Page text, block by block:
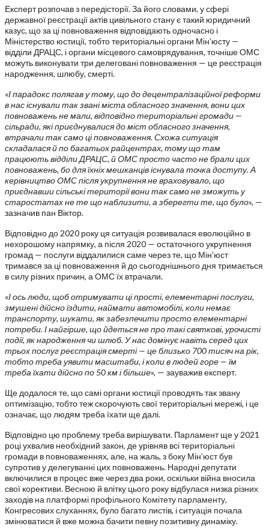
Експерт розпочав з передісторії. За його словами, у сфері
державної реєстрації актів цивільного стану є такий юридичний
казус, що за ці повноваження відповідають одночасно і
Міністерство юстиції, тобто територіальні органи Мін’юсту —
відділи ДРАЦС, і органи місцевого самоврядування, точніше ОМС
можуть виконувати три делеговані повноваження — це реєстрація
народження, шлюбу, смерті.
«І парадокс полягав у тому, що до децентралізаційної реформи
в нас існували так звані міста обласного значення, вони цих
повноважень не мали, відповідно територіальні громади —
сільради, які приєднувалися до міст обласного значення,
втрачали так само ці повноваження. Схожа ситуація
складалася й по багатьох райцентрах, тому що там
працюють відділи ДРАЦС, й ОМС просто часто не брали цих
повноважень, бо для їхніх мешканців існувала точка доступу. А
керівництво ОМС після укрупнення не враховувало, що
приєднавши сільські території вони так само не зможуть у
старостатах не те що наблизити, а зберегти те, що було», —
зазначив пан Віктор.
Відповідно до 2020 року ця ситуація розвивалася еволюційно в
нехорошому напрямку, а після 2020 — остаточного укрупнення
громад — послуги віддалилися саме через те, що Мін’юст
тримався за ці повноваження й до сьогоднішнього дня тримається
в силу різних причин, а ОМС їх втрачали.
«І ось люди, щоб отримувати ці прості, елементарні послуги,
змушені дійсно їздити, наймати автомобілі, коли немає
транспорту, шукати, як забезпечити просто елементарні
потреби. І найгірше, що йдеться не про такі святкові, урочисті
події, як народження чи шлюб. У нас домінує навіть серед цих
трьох послуг реєстрація смерті — це близько 700 тисяч на рік,
тобто треба уявити масштаби, і коли в людей горе — їм
треба їхати дійсно по 50 км і більше», — зауважив експерт.
Ще додалося те, що самі органи юстиції проводять так звану
оптимізацію, тобто теж скорочують свої територіальні мережі, і це
означає, що людям треба їхати ще далі.
Відповідно цю проблему треба вирішувати. Парламент ще у 2021
році ухвалив необхідний закон, де урівняв всі територіальні
громади в повноваженнях, але, на жаль, з боку Мін’юст був
супротив у делегуванні цих повноважень. Народні депутати
включилися в процес вже через два роки, оскільки війна вносила
свої корективи. Весною й влітку цього року відбулася низка різних
заходів на платформі профільного Комітету парламенту,
Конгресових слуханнях, було багато листів, і ситуація почала
змінюватися й вже можна бачити певну позитивну динаміку.